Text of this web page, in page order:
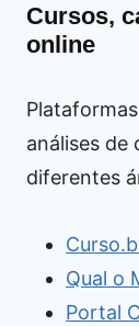
Cursos,
online
análises de
diferentes
Qual o
Portal